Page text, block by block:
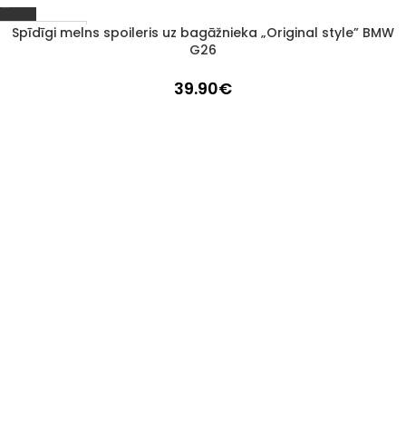
1–3 d. d.
Spīdīgi melns spoileris uz bagāžnieka „Original style” BMW
G26
39.90€